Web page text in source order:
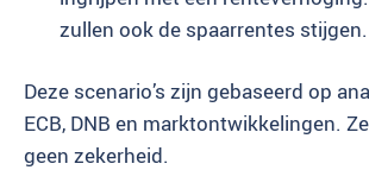
zullen ook de spaarrentes stijgen.
Deze scenario’s zijn gebaseerd op
ECB, DNB en marktontwikkelingen.
geen zekerheid.